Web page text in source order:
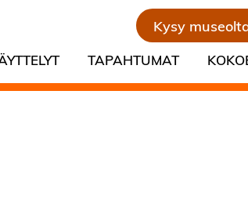
Kysy
TAPAHTUMAT